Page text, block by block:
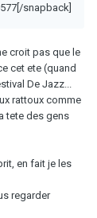
snapback]
croit pas que le
cet ete (quand
De Jazz...
rattoux comme
tete des gens
en fait je les
regarder